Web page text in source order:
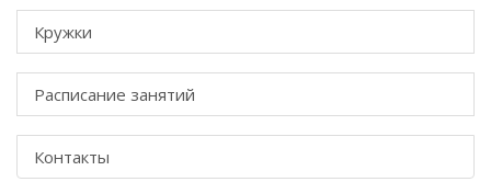
Кружки
Расписание занятий
Контакты